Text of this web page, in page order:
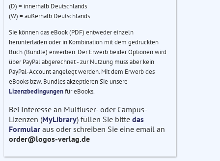
(D) = innerhalb Deutschlands
(W) = außerhalb Deutschlands
Sie können das eBook (PDF) entweder einzeln
herunterladen oder in Kombination mit dem gedruckten
Buch (Bundle) erwerben. Der Erwerb beider Optionen wird
über PayPal abgerechnet - zur Nutzung muss aber kein
PayPal-Account angelegt werden. Mit dem Erwerb des
eBooks bzw. Bundles akzeptieren Sie unsere
Lizenzbedingungenfür eBooks.
Bei Interesse an Multiuser- oder Campus-
Lizenzen (MyLibrary) füllen Sie bitte das
Formular aus oder schreiben Sie eine email an
order@logos-verlag.de